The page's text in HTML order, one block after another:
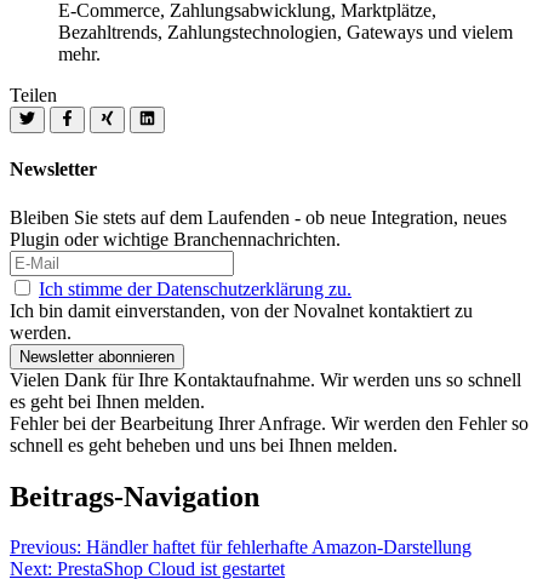
E-Commerce, Zahlungsabwicklung, Marktplätze,
Bezahltrends, Zahlungstechnologien, Gateways und vielem
mehr.
Teilen
Newsletter
Bleiben Sie stets auf dem Laufenden - ob neue Integration, neues
Plugin oder wichtige Branchennachrichten.
Ich stimme der Datenschutzerklärung zu.
Ich bin damit einverstanden, von der Novalnet kontaktiert zu
werden.
Newsletter abonnieren
Vielen Dank für Ihre Kontaktaufnahme. Wir werden uns so schnell
es geht bei Ihnen melden.
Fehler bei der Bearbeitung Ihrer Anfrage. Wir werden den Fehler so
schnell es geht beheben und uns bei Ihnen melden.
Beitrags-Navigation
Previous: Händler haftet für fehlerhafte Amazon-Darstellung
Next: PrestaShop Cloud ist gestartet